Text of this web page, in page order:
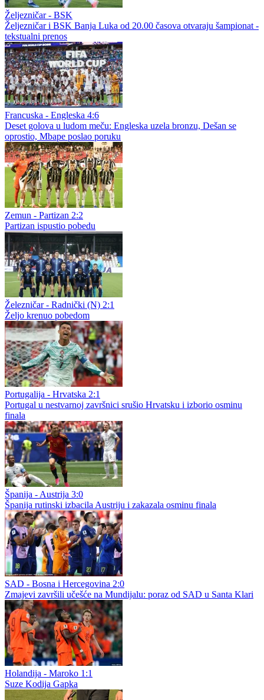
Željezničar - BSK
Željezničar i BSK Banja Luka od 20.00 časova otvaraju šampionat -
tekstualni prenos
Francuska - Engleska 4:6
Deset golova u ludom meču: Engleska uzela bronzu, Dešan se
oprostio, Mbape poslao poruku
Zemun - Partizan 2:2
Partizan ispustio pobedu
Železničar - Radnički (N) 2:1
Željo krenuo pobedom
Portugalija - Hrvatska 2:1
Portugal u nestvarnoj završnici srušio Hrvatsku i izborio osminu
finala
Španija - Austrija 3:0
Španija rutinski izbacila Austriju i zakazala osminu finala
SAD - Bosna i Hercegovina 2:0
Zmajevi završili učešće na Mundijalu: poraz od SAD u Santa Klari
Holandija - Maroko 1:1
Suze Kodija Gapka